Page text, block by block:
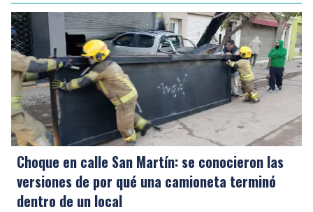
Choque en calle San Martín: se conocieron las
versiones de por qué una camioneta terminó
dentro de un local